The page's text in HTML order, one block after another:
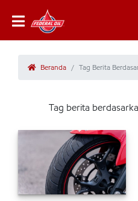
Beranda Tag Berita
Tag berita